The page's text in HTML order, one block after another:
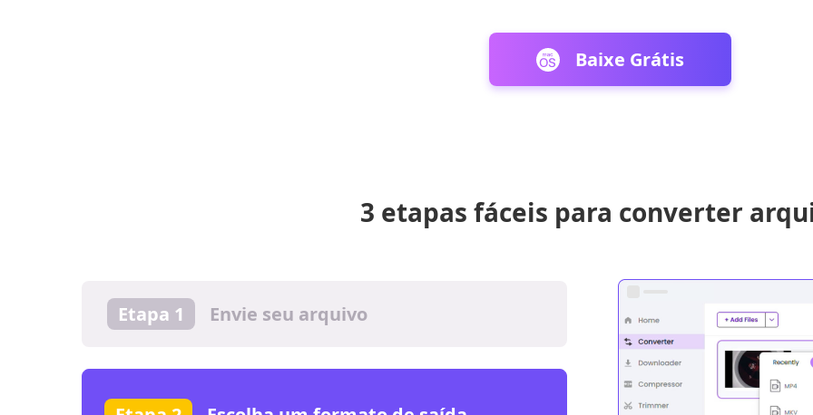
Baixe Grátis
3 etapas fáceis para converter
Etapa 1 Envie seu arquivo
Etapa 2 Escolha um formato de saída